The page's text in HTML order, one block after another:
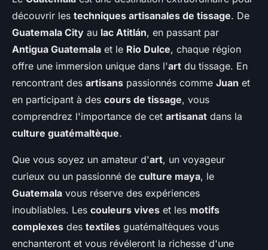
découvrir les techniques artisanales de tissage. De
Guatemala City au lac Atitlán, en passant par
Antigua Guatemala et le Rio Dulce, chaque région
offre une immersion unique dans l'art du tissage. En
rencontrant des artisans passionnés comme Juan et
en participant à des cours de tissage, vous
comprendrez l'importance de cet artisanat dans la
culture guatémaltèque.
Que vous soyez un amateur d'art, un voyageur
curieux ou un passionné de culture maya, le
Guatemala vous réserve des expériences
inoubliables. Les couleurs vives et les motifs
complexes des textiles guatémaltèques vous
enchanteront et vous révéleront la richesse d'une